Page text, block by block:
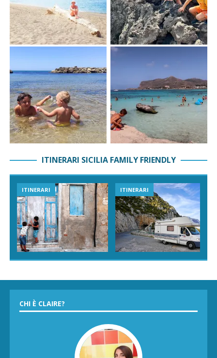
ITINERARI SICILIA FAMILY FRIENDLY
ITINERARI ITINERARI
CHI È CLAIRE?